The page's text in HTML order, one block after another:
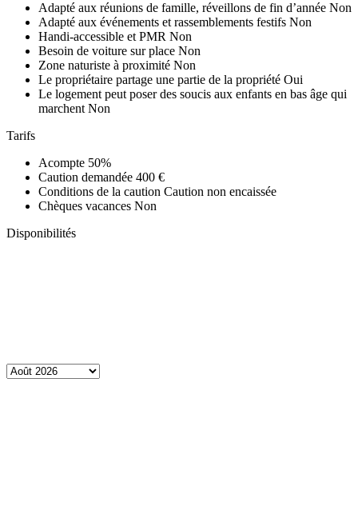
Adapté aux réunions de famille, réveillons de fin d’année Non
Adapté aux événements et rassemblements festifs Non
Handi-accessible et PMR Non
Besoin de voiture sur place Non
Zone naturiste à proximité Non
Le propriétaire partage une partie de la propriété Oui
Le logement peut poser des soucis aux enfants en bas âge qui
marchent Non
Tarifs
Acompte 50%
Caution demandée 400 €
Conditions de la caution Caution non encaissée
Chèques vacances Non
Disponibilités